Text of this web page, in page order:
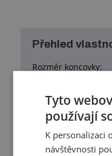
Přehled
Rozměr koncovky:
Vnější průměr:
Poloměr ohybu:
Materiál:
Tyto
používají
K personalizaci
návštěvnosti